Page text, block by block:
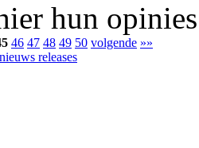
hun
46 47 48 49 50 volgende »»
nieuws releases